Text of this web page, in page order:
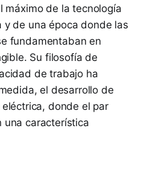
máximo de la tecnología
de una época donde las
fundamentaban en
Su filosofía de
de trabajo ha
el desarrollo de
donde el par
una característica